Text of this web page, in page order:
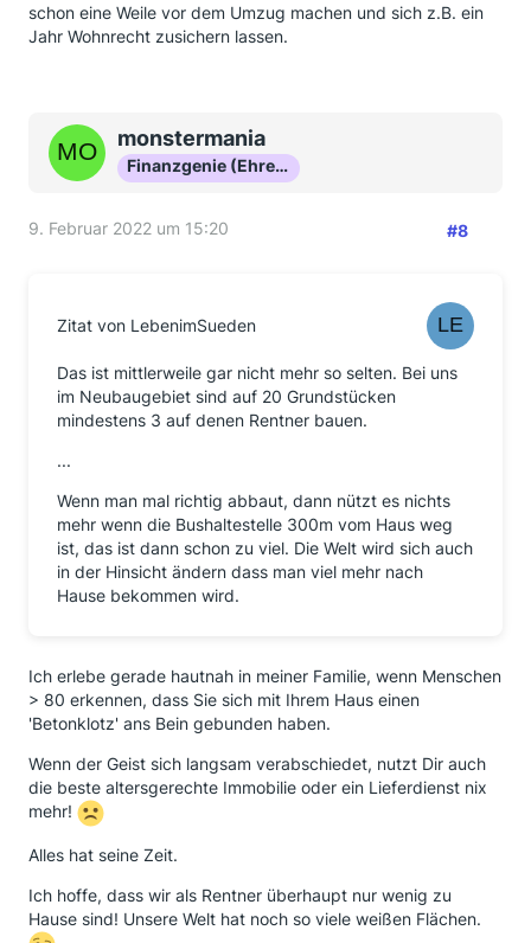
schon eine Weile vor dem Umzug machen und sich z.B. ein
Jahr Wohnrecht zusichern lassen.
monstermania
Finanzgenie (Ehrenmitglied)
9. Februar 2022 um 15:20 #8
Zitat von LebenimSueden
Das ist mittlerweile gar nicht mehr so selten. Bei uns
im Neubaugebiet sind auf 20 Grundstücken
mindestens 3 auf denen Rentner bauen.
...
Wenn man mal richtig abbaut, dann nützt es nichts
mehr wenn die Bushaltestelle 300m vom Haus weg
ist, das ist dann schon zu viel. Die Welt wird sich auch
in der Hinsicht ändern dass man viel mehr nach
Hause bekommen wird.
Ich erlebe gerade hautnah in meiner Familie, wenn Menschen
> 80 erkennen, dass Sie sich mit Ihrem Haus einen
'Betonklotz' ans Bein gebunden haben.
Wenn der Geist sich langsam verabschiedet, nutzt Dir auch
die beste altersgerechte Immobilie oder ein Lieferdienst nix
mehr!
Alles hat seine Zeit.
Ich hoffe, dass wir als Rentner überhaupt nur wenig zu
Hause sind! Unsere Welt hat noch so viele weißen Flächen.